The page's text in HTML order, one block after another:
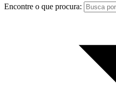
Encontre o que procura: